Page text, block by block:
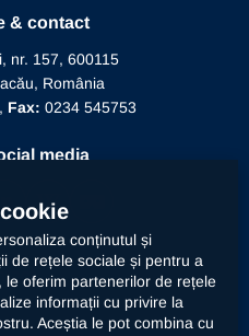
doctorat
& contact
nr. 157, 600115
România
Fax: 0234 545753
media
conținutul și
de rețele sociale și pentru a
oferim partenerilor de rețele
informații cu privire la
Aceștia le pot combina cu